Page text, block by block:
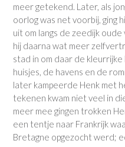
meer getekend. Later, als
oorlog was net voorbij, ging
uit om langs de zeedijk
hij daarna wat meer
stad in om daar de
huisjes, de havens en de
later kampeerde Henk met
tekenen kwam niet veel in
meer mee gingen trokken
een tentje naar Frankrijk
Bretagne opgezocht werd;